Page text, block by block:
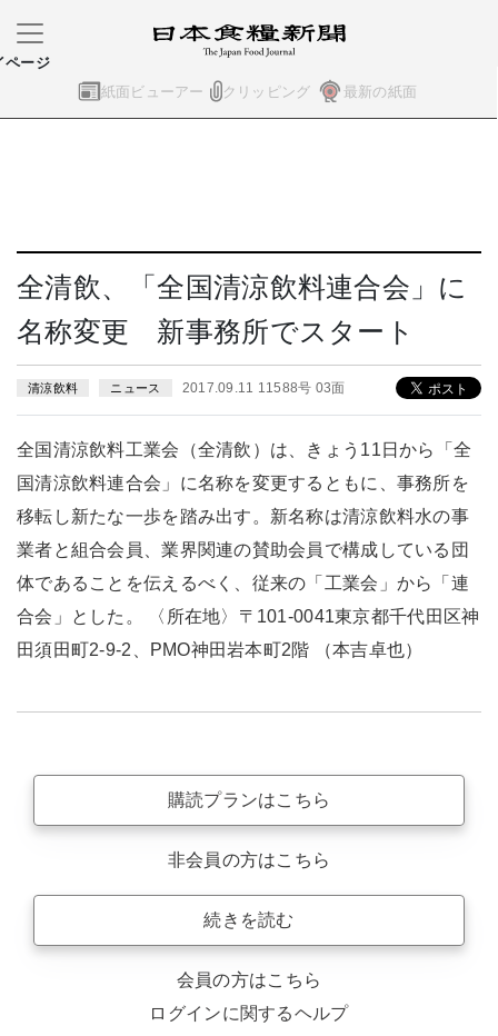
紙面ビューアー クリッピング 最新の紙面
ページ
全清飲、「全国清涼飲料連合会」に
名称変更 新事務所でスタート
清涼飲料 ニュース 2017.09.11 11588号 03面
全国清涼飲料工業会（全清飲）は、きょう11日から「全
国清涼飲料連合会」に名称を変更するともに、事務所を
移転し新たな一歩を踏み出す。新名称は清涼飲料水の事
業者と組合会員、業界関連の賛助会員で構成している団
体であることを伝えるべく、従来の「工業会」から「連
合会」とした。 〈所在地〉〒101-0041東京都千代田区神
田須田町2-9-2、PMO神田岩本町2階 （本吉卓也）
購読プランはこちら
非会員の方はこちら
続きを読む
会員の方はこちら
ログインに関するヘルプ